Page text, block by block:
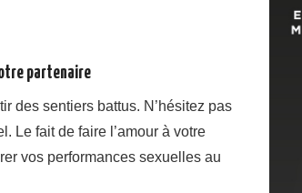
partenaire
des sentiers battus. N’hésitez pas
Le fait de faire l’amour à votre
vos performances sexuelles au